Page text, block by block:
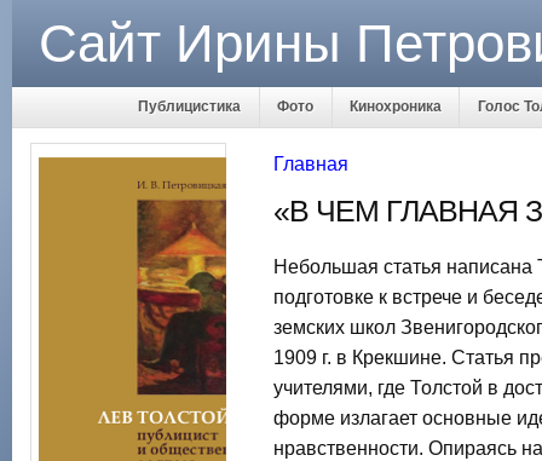
Сайт Ирины
Публицистика Фото Кинохроника Голос
Главная
«В ЧЕМ ГЛАВНАЯ
Небольшая статья написана
подготовке к встрече и
земских школ
1909 г. в Крекшине. Статья
учителями, где Толстой в
форме излагает основные
нравственности. Опираясь